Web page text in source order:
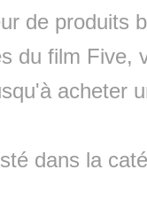
de produits
du film Five,
acheter
dans la